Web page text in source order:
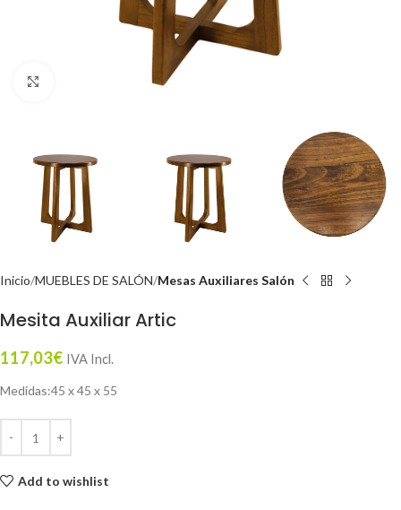
Inicio MUEBLES DE SALÓN Mesas Auxiliares Salón
Mesita Auxiliar Artic
117,03€ IVA Incl.
Medidas:45 x 45 x 55
Add to wishlist